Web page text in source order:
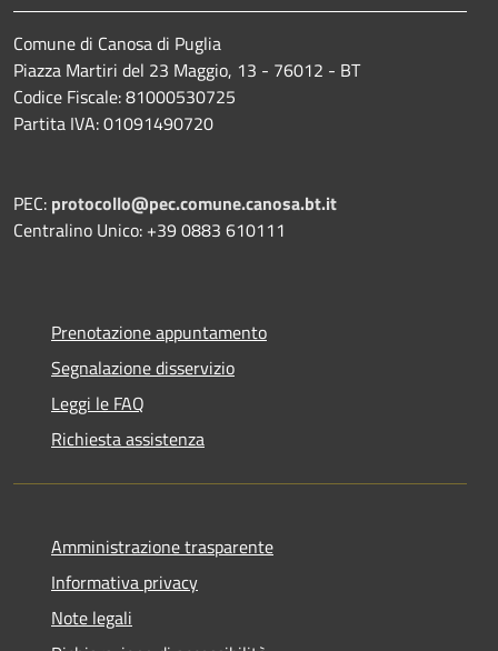
Comune di Canosa di Puglia
Piazza Martiri del 23 Maggio, 13 - 76012 - BT
Codice Fiscale: 81000530725
Partita IVA: 01091490720
PEC: protocollo@pec.comune.canosa.bt.it
Centralino Unico: +39 0883 610111
Prenotazione appuntamento
Segnalazione disservizio
Leggi le FAQ
Richiesta assistenza
Amministrazione trasparente
Informativa privacy
Note legali